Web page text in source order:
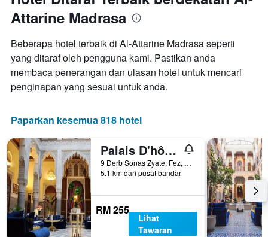
Attarine Madrasa
Beberapa hotel terbaik di Al-Attarine Madrasa seperti
yang ditaraf oleh pengguna kami. Pastikan anda
membaca penerangan dan ulasan hotel untuk mencari
penginapan yang sesuai untuk anda.
Paparkan kesemua 818 hotel
Palais D'hôtes Suites & Spa Fes
9 Derb Sonas Zyate, Fez, Morocco
5.1 km dari pusat bandar
RM 255
Lihat
Tawaran